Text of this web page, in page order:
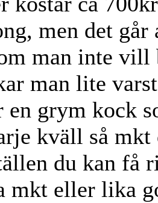
men det
man inte vill
man lite
en grym kock
kväll så
du kan få
mkt eller lika